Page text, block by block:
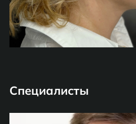
Специалисты